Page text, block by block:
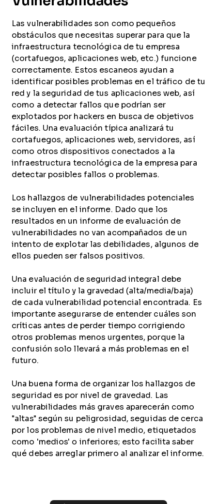
Las vulnerabilidades son como pequeños
obstáculos que necesitas superar para que la
infraestructura tecnológica de tu empresa
(cortafuegos, aplicaciones web, etc.) funcione
correctamente. Estos escaneos ayudan a
identificar posibles problemas en el tráfico de tu
red y la seguridad de tus aplicaciones web, así
como a detectar fallos que podrían ser
explotados por hackers en busca de objetivos
fáciles. Una evaluación típica analizará tu
cortafuegos, aplicaciones web, servidores, así
como otros dispositivos conectados a la
infraestructura tecnológica de la empresa para
detectar posibles fallos o problemas.
Los hallazgos de vulnerabilidades potenciales
se incluyen en el informe. Dado que los
resultados en un informe de evaluación de
vulnerabilidades no van acompañados de un
intento de explotar las debilidades, algunos de
ellos pueden ser falsos positivos.
Una evaluación de seguridad integral debe
incluir el título y la gravedad (alta/media/baja)
de cada vulnerabilidad potencial encontrada. Es
importante asegurarse de entender cuáles son
críticas antes de perder tiempo corrigiendo
otros problemas menos urgentes, porque la
confusión solo llevará a más problemas en el
futuro.
Una buena forma de organizar los hallazgos de
seguridad es por nivel de gravedad. Las
vulnerabilidades más graves aparecerán como
"altas" según su peligrosidad, seguidas de cerca
por los problemas de nivel medio, etiquetados
como 'medios' o inferiores; esto facilita saber
qué debes arreglar primero al analizar el informe.